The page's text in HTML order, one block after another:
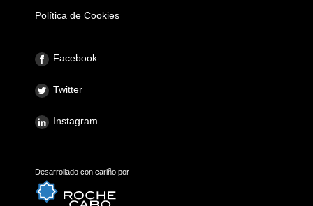
Política de Cookies
Facebook
Twitter
Instagram
Desarrollado con cariño por